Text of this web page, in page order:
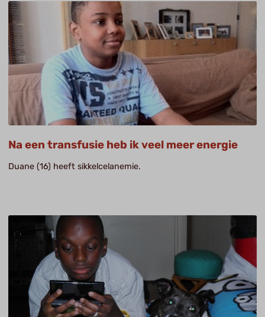
Na een transfusie heb ik veel meer energie
Duane (16) heeft sikkelcelanemie.